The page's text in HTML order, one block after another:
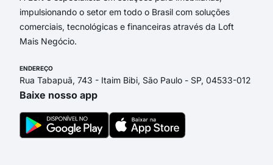
impulsionando o setor em todo o Brasil com soluções
comerciais, tecnológicas e financeiras através da Loft
Mais Negócio.
ENDEREÇO
Rua Tabapuã, 743 - Itaim Bibi, São Paulo - SP, 04533-012
Baixe nosso app